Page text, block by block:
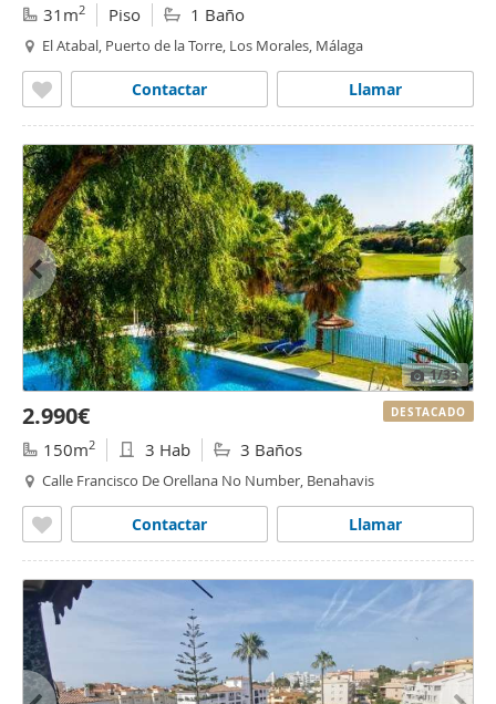
31m2 Piso 1 Baño
El Atabal, Puerto de la Torre, Los Morales, Málaga
Llamar
Contactar
1/33
2.990€
150m2 3 Hab 3 Baños
Calle Francisco De Orellana No Number, Benahavis
Llamar
Contactar
DESTACADO